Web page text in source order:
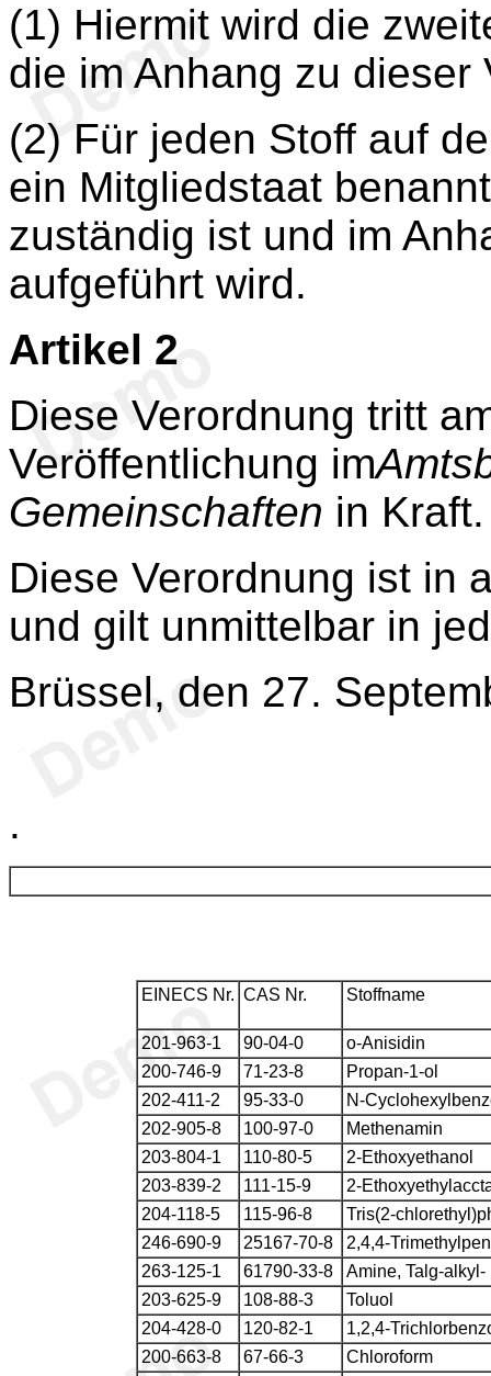
(1) Hiermit wird die
die im Anhang zu
(2) Für jeden Stoff auf
ein Mitgliedstaat
zuständig ist und im
aufgeführt wird.
Artikel 2
Diese Verordnung tritt
Veröffentlichung im
Gemeinschaften in Kraft.
Diese Verordnung ist in
und gilt unmittelbar in
Brüssel, den 27.
.
EINECS Nr. CAS Nr. Stoffname
201-963-1 90-04-0
o-Anisidin
200-746-9
71-23-8
Propan-1-ol
202-411-2
95-33-0
N-
202-905-8
100-97-0
Methenamin
203-804-1
110-80-5
2-Ethoxyethanol
203-839-2
111-15-9
2-
204-118-5
115-96-8
Tris(2-
246-690-9
25167-70-8
2,4,4-
263-125-1
61790-33-8
Amine, Talg-alkyl-
203-625-9
108-88-3
Toluol
204-428-0
120-82-1
1,2,4-
200-663-8
67-66-3 Chloroform